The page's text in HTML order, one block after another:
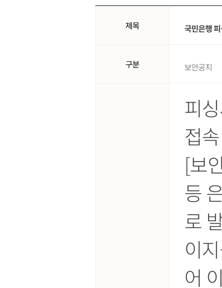
제목 국민은행
구분 보안공지
피
접
[보
등
로
이
어